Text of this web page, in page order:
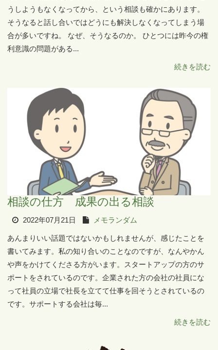
うしようもなくなってから、という相談も確かにあります。
そうなると話し合いではどうにも解決しなくなってしまう場
合が多いですね。 なぜ、そうなるのか。 ひとつには昨今の権
利意識の問題がある...
続きを読む
相談の仕方 成果の出る相談
2022年07月21日 メモランダム
あんまりいい話題ではないかもしれませんが、感じたことを
書いてみます。私の知り合いのことなのですが、なんやかん
や声をかけてくださる方がいます。スタートアップの方のサ
ポートをされているのです。企業された方の会社の社員にな
って社員の立場で社長を立てて仕事を回そうとされているの
です。サポートする会社は毎...
続きを読む